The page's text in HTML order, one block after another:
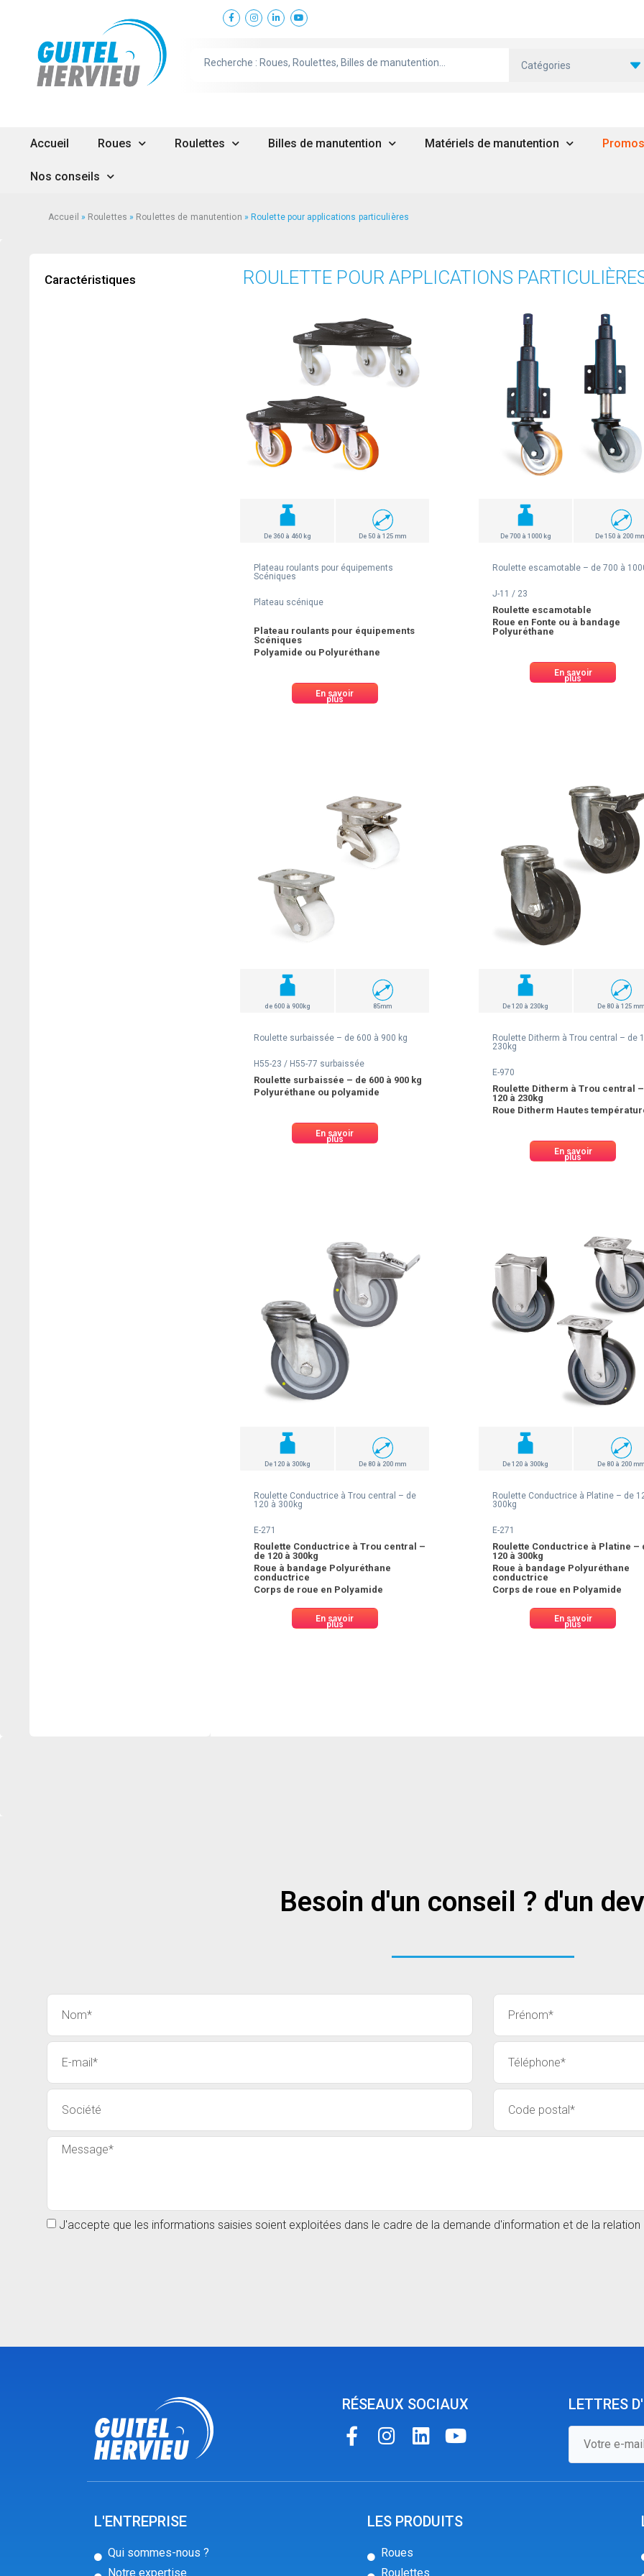
Catégories
Accueil Roues Roulettes Billes de manutention Matériels de manutention Promos
Nos conseils
Accueil » Roulettes » Roulettes de manutention » Roulette pour applications particulières
Caractéristiques ROULETTE POUR APPLICATIONS
De 360 à 460 kg De 50 à 125 mm
Plateau roulants pour équipements
Scéniques
Plateau scénique
Plateau roulants pour équipements
Scéniques
Polyamide ou Polyuréthane
En savoir
plus
De 700 à 1000 kg De 150 à 200
Roulette escamotable – de 700 à
J-11 / 23
Roulette escamotable
Roue en Fonte ou à bandage
Polyuréthane
En savoir
plus
de 600 à 900kg 85mm
Roulette surbaissée – de 600 à 900 kg
H55-23 / H55-77 surbaissée
Roulette surbaissée – de 600 à 900 kg
Polyuréthane ou polyamide
En savoir
plus
De 120 à 230kg De 80 à 125 mm
Roulette Ditherm à Trou central – de
230kg
E-970
Roulette Ditherm à Trou central
120 à 230kg
Roue Ditherm Hautes
En savoir
plus
De 120 à 300kg De 80 à 200 mm
Roulette Conductrice à Trou central – de
120 à 300kg
E-271
Roulette Conductrice à Trou central –
de 120 à 300kg
Roue à bandage Polyuréthane
conductrice
Corps de roue en Polyamide
En savoir
plus
De 120 à 300kg De 80 à 200 mm
Roulette Conductrice à Platine – de
300kg
E-271
Roulette Conductrice à Platine –
120 à 300kg
Roue à bandage Polyuréthane
conductrice
Corps de roue en Polyamide
En savoir
plus
Besoin d'un conseil ? d'un
J'accepte que les informations saisies soient exploitées dans le cadre de la demande d'information et de la
RÉSEAUX SOCIAUX LETTRES
L'ENTREPRISE
Qui sommes-nous ?
Notre expertise
LES PRODUITS
Roues
Roulettes